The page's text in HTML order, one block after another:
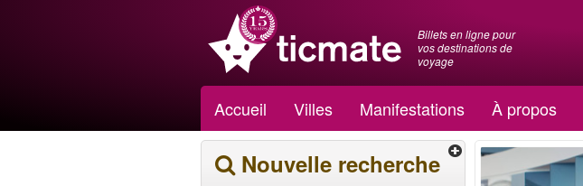
Billets en ligne pour
vos destinations de
voyage
Accueil Villes Manifestations À propos
Nouvelle recherche